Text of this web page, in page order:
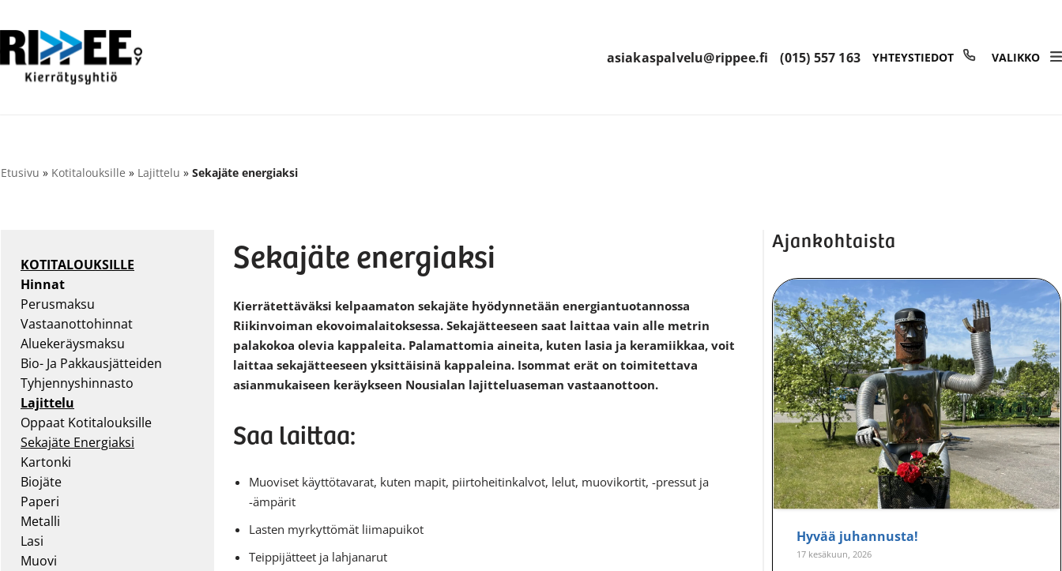
Siirry
suoraan
sisältöön
asiakaspalvelu@rippee.fi (015) 557 163 YHTEYSTIEDOT VALIKKO
Etusivu » Kotitalouksille » Lajittelu » Sekajäte energiaksi
KOTITALOUKSILLE
Hinnat
Perusmaksu
Vastaanottohinnat
Aluekeräysmaksu
Bio- Ja Pakkausjätteiden
Tyhjennyshinnasto
Lajittelu
Oppaat Kotitalouksille
Sekajäte Energiaksi
Kartonki
Biojäte
Paperi
Metalli
Lasi
Muovi
Sekajäte energiaksi
Kierrätettäväksi kelpaamaton sekajäte hyödynnetään energiantuotannossa
Riikinvoiman ekovoimalaitoksessa. Sekajätteeseen saat laittaa vain alle metrin
palakokoa olevia kappaleita. Palamattomia aineita, kuten lasia ja keramiikkaa, voit
laittaa sekajätteeseen yksittäisinä kappaleina. Isommat erät on toimitettava
asianmukaiseen keräykseen Nousialan lajitteluaseman vastaanottoon.
Saa laittaa:
Muoviset käyttötavarat, kuten mapit, piirtoheitinkalvot, lelut, muovikortit, -pressut ja
-ämpärit
Lasten myrkyttömät liimapuikot
Teippijätteet ja lahjanarut
Ajankohtaista
Hyvää juhannusta!
17 kesäkuun, 2026